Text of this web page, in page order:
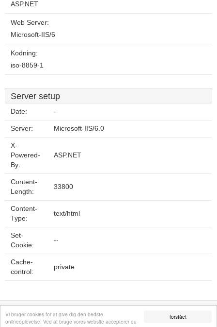
forstået
Vi bruger cookies for at give dig den bedste
onlineoplevelse. Ved at bruge vores website accepterer du
ASP.NET
Web Server:
Microsoft-IIS/6
Kodning:
iso-8859-1
Server setup
Date: --
Server: Microsoft-IIS/6.0
X-
Powered-
By:
ASP.NET
Content-
Length:
33800
Content-
Type:
text/html
Set-
Cookie:
--
Cache-
control:
private